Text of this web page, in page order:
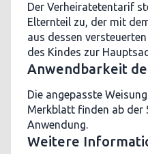
Der Verheiratetentarif
Elternteil zu, der mit
aus dessen
des Kindes zur
Anwendbarkeit
Die angepasste
Merkblatt finden ab der
Anwendung.
Weitere